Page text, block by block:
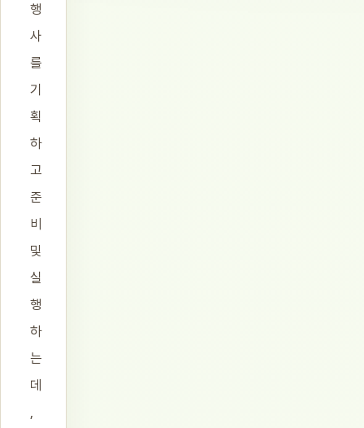
행
사
를
기
획
하
고
준
비
및
실
행
하
는
데
,